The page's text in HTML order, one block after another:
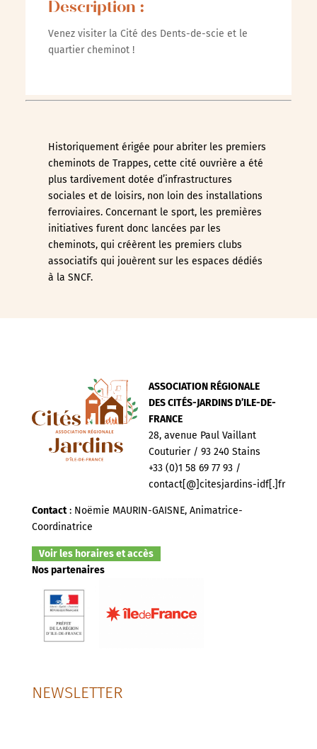
Description :
Venez visiter la Cité des Dents-de-scie et le
quartier cheminot !
Historiquement érigée pour abriter les premiers
cheminots de Trappes, cette cité ouvrière a été
plus tardivement dotée d’infrastructures
sociales et de loisirs, non loin des installations
ferroviaires. Concernant le sport, les premières
initiatives furent donc lancées par les
cheminots, qui créèrent les premiers clubs
associatifs qui jouèrent sur les espaces dédiés
à la SNCF.
ASSOCIATION RÉGIONALE
DES CITÉS-JARDINS D’ILE-DE-
FRANCE
28, avenue Paul Vaillant
Couturier / 93 240 Stains
+33 (0)1 58 69 77 93 /
contact[@]citesjardins-idf[.]fr
Contact: Noëmie MAURIN-GAISNE, Animatrice-
Coordinatrice
Voir les horaires et accès
Nos partenaires
NEWSLETTER